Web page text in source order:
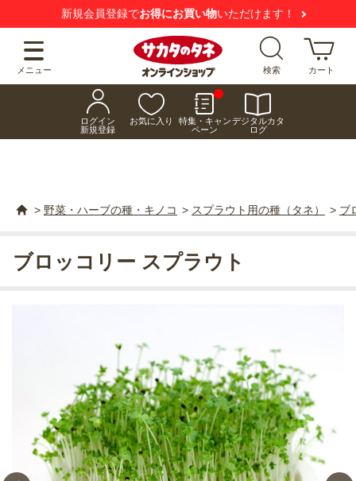
新規会員登録でお得にお買い物いただけます！
メニュー 検索 カート
ログイン
新規登録
お気に入り
特集・キャン
ペーン
デジタルカタ
ログ
> 野菜・ハーブの種・キノコ > スプラウト用の種（タネ） > ブ
ブロッコリー スプラウト